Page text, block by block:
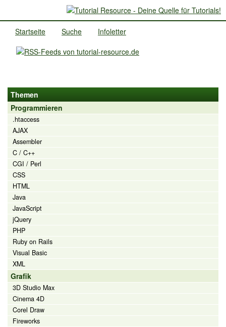
Startseite Suche Infoletter
Themen
Programmieren
.htaccess
AJAX
Assembler
C / C++
CGI / Perl
CSS
HTML
Java
JavaScript
jQuery
PHP
Ruby on Rails
Visual Basic
XML
Grafik
3D Studio Max
Cinema 4D
Corel Draw
Fireworks